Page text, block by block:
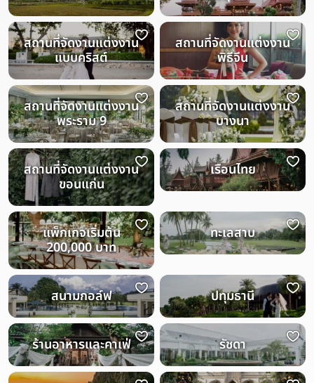
สถานที่จัดงานแต่งงาน
แบบคริสต์
สถานที่จัดงานแต่งงาน
พิธีจีน
สถานที่จัดงานแต่งงาน
พระราม 9
สถานที่จัดงานแต่งงาน
บางนา
สถานที่จัดงานแต่งงาน
ขอนแก่น
เรือนไทย
แพ็กเกจเริ่มต้น
200,000 บาท
ทะเลสาบ
สนามกอล์ฟ ปทุมธานี
ร้านอาหารและคาเฟ่ รัชดา